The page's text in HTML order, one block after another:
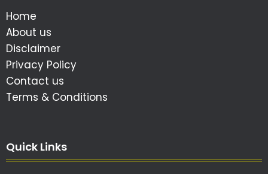
Home
About us
Disclaimer
Privacy Policy
Contact us
Terms & Conditions
Quick Links